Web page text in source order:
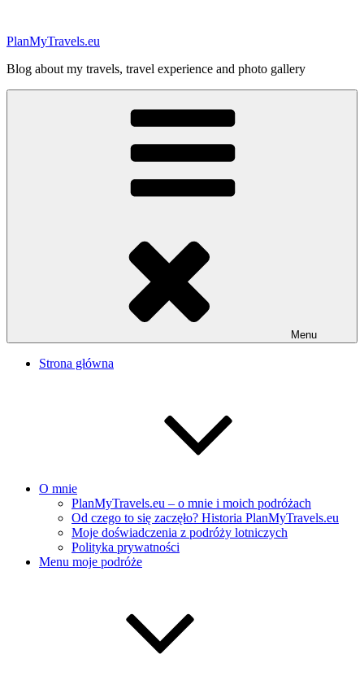
treści
PlanMyTravels.eu
Blog about my travels, travel experience and photo gallery
Menu
Strona główna
O mnie
PlanMyTravels.eu – o mnie i moich podróżach
Od czego to się zaczęło? Historia PlanMyTravels.eu
Moje doświadczenia z podróży lotniczych
Polityka prywatności
Menu moje podróże